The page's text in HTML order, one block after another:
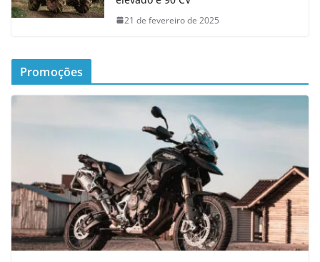
21 de fevereiro de 2025
Promoções